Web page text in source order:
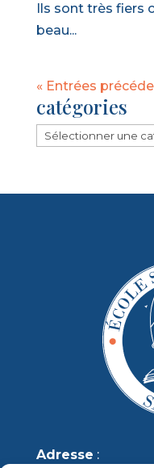
Ils sont très fiers
beau...
« Entrées
catégories
catégories
Adresse :